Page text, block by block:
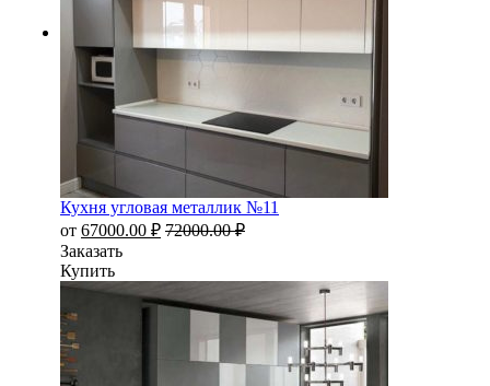
Кухня угловая металлик №11
от 67000.00 ₽ 72000.00₽
Заказать
Купить